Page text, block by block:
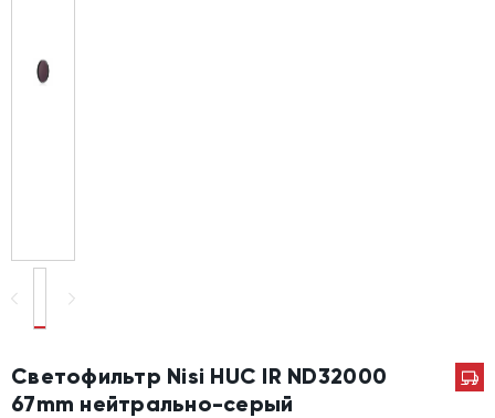
Светофильтр Nisi HUC IR ND32000
67mm нейтрально-серый